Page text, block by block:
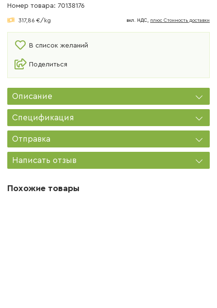
Номер товара: 70138176
317,86 €/kg вкл. НДС, плюс Cтоимость доставки
В список желаний
Поделиться
Описание
Спецификация
Отправка
Написать отзыв
Похожие товары